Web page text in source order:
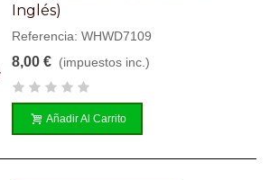
Inglés)
Referencia: WHWD7109
8,00 € (impuestos inc.)
Añadir Al Carrito